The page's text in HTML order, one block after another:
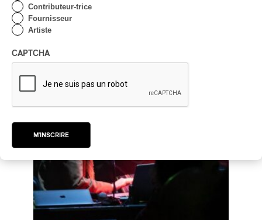
EXPÉRIMENTAL / CONTEMPORAIN
Contributeur-trice
Fournisseur
Artiste
CAPTCHA
M'INSCRIRE